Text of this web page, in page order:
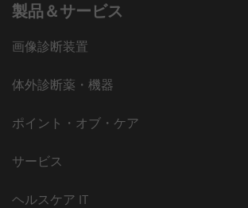
製品＆サービス
画像診断装置
体外診断薬・機器
ポイント・オブ・ケア
サービス
ヘルスケア IT